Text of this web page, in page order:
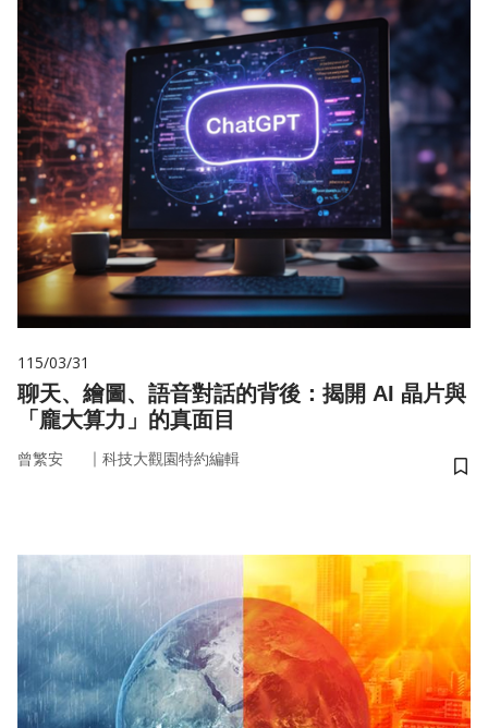
115/03/31
聊天、繪圖、語音對話的背後：揭開 AI 晶片與
「龐大算力」的真面目
曾繁安 ｜ 科技大觀園特約編輯
儲